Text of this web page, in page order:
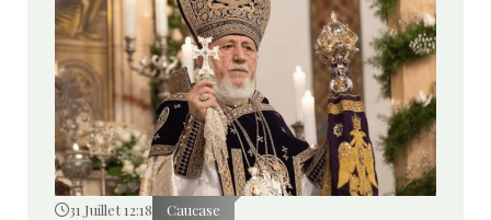
31 Juillet 12:18 Caucase